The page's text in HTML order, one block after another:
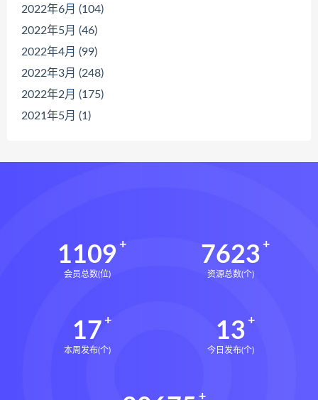
2022年6月 (104)
2022年5月 (46)
2022年4月 (99)
2022年3月 (248)
2022年2月 (175)
2021年5月 (1)
1109
会员总数(位)
7623
资源总数(个)
17
本周发布(个)
13
今日发布(个)